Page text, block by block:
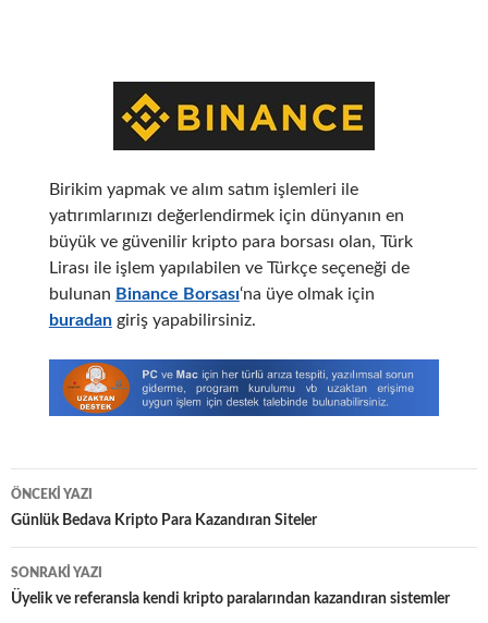
Birikim yapmak ve alım satım işlemleri ile
yatırımlarınızı değerlendirmek için dünyanın en
büyük ve güvenilir kripto para borsası olan, Türk
Lirası ile işlem yapılabilen ve Türkçe seçeneği de
bulunan Binance Borsası‘na üye olmak için
buradangiriş yapabilirsiniz.
Yazı
dolaşımı
ÖNCEKI YAZI
Günlük Bedava Kripto Para Kazandıran Siteler
SONRAKI YAZI
Üyelik ve referansla kendi kripto paralarından kazandıran sistemler